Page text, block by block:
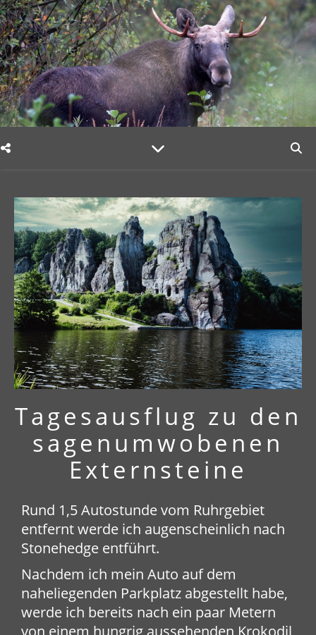
Tagesausflug zu den
sagenumwobenen
Externsteine
Rund 1,5 Autostunde vom Ruhrgebiet
entfernt werde ich augenscheinlich nach
Stonehedge entführt.
Nachdem ich mein Auto auf dem
naheliegenden Parkplatz abgestellt habe,
werde ich bereits nach ein paar Metern
von einem hungrig aussehenden Krokodil